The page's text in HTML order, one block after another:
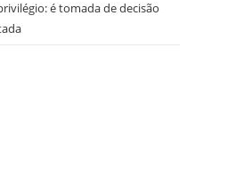
é tomada de decisão